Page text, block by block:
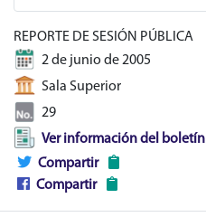
REPORTE DE SESIÓN PÚBLICA
2 de junio de 2005
Sala Superior
29
Ver información del boletín
Compartir
Compartir